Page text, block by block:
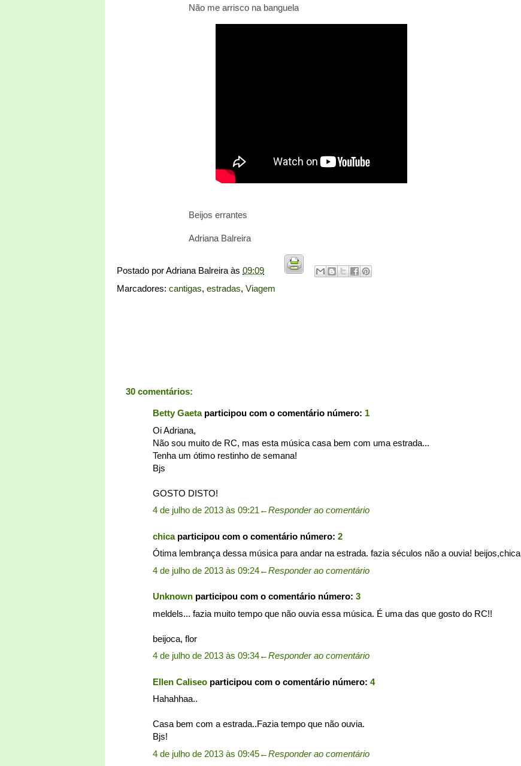
Não me arrisco na banguela
Beijos errantes
Adriana Balreira
Postado porAdriana Balreira às 09:09
Marcadores: cantigas, estradas, Viagem
30 comentários:
Betty Gaetaparticipou com o comentário número: 1
Oi Adriana,
Não sou muito de RC, mas esta música casa bem com uma estrada...
Tenha um ótimo restinho de semana!
Bjs
GOSTO DISTO!
4 de julho de 2013 às 09:21 ←Responder ao comentário
chicaparticipou com o comentário número: 2
Ótima lembrança dessa música para andar na estrada. fazia séculos não a ouvia! beijos,chica
4 de julho de 2013 às 09:24←Responder ao comentário
Unknown participou com o comentário número: 3
meldels... fazia muito tempo que não ouvia essa música. É uma das que gosto do RC!!
beijoca, flor
4 de julho de 2013 às 09:34←Responder ao comentário
Ellen Caliseo participou com o comentário número: 4
Hahahhaa..
Casa bem com a estrada..Fazia tempo que não ouvia.
Bjs!
4 de julho de 2013 às 09:45←Responder ao comentário